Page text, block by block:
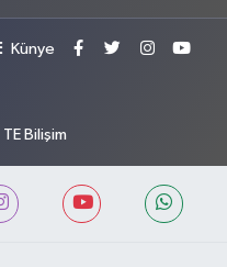
Künye
TE Bilişim